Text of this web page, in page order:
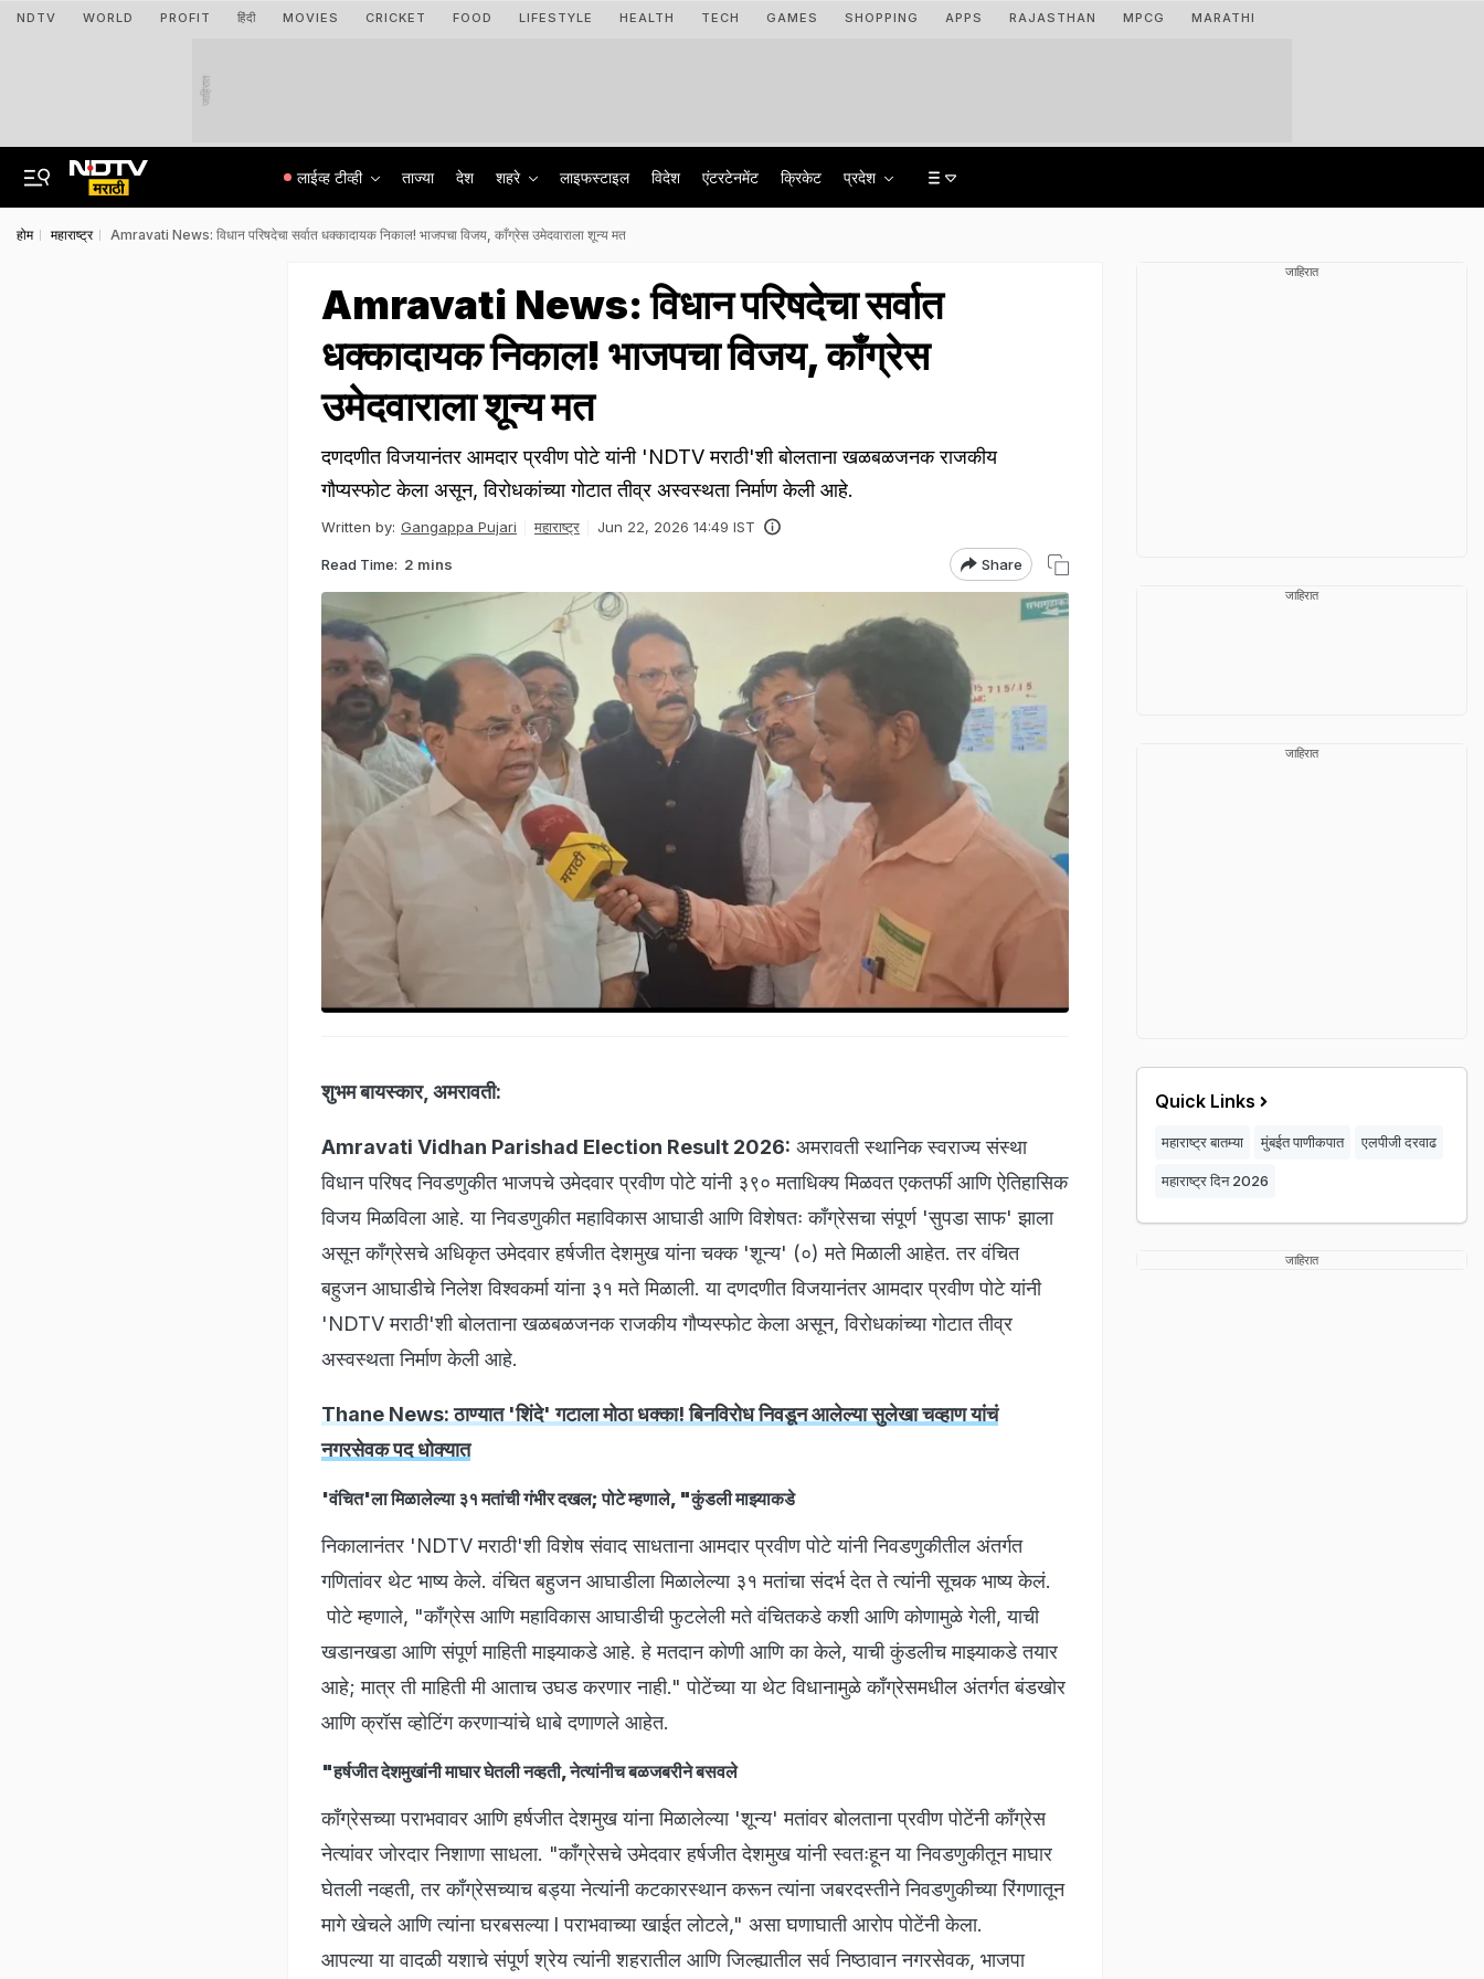
NDTV WORLD PROFIT हिंदी MOVIES CRICKET FOOD LIFESTYLE HEALTH TECH GAMES SHOPPING APPS RAJASTHAN MPCG MARATHI
जाहिरात
लाईव्ह टीव्ही ताज्या देश शहरे लाइफस्टाइल विदेश एंटरटेनमेंट क्रिकेट प्रदेश
होम महाराष्ट्र Amravati News: विधान परिषदेचा सर्वात धक्कादायक निकाल! भाजपचा विजय, काँग्रेस उमेदवाराला शून्य मत
Amravati News: विधान परिषदेचा सर्वात
धक्कादायक निकाल! भाजपचा विजय, काँग्रेस
उमेदवाराला शून्य मत
दणदणीत विजयानंतर आमदार प्रवीण पोटे यांनी 'NDTV मराठी'शी बोलताना खळबळजनक राजकीय
गौप्यस्फोट केला असून, विरोधकांच्या गोटात तीव्र अस्वस्थता निर्माण केली आहे.
Written by: Gangappa Pujari महाराष्ट्र Jun 22, 2026 14:49 IST
Read Time: 2 mins Share
शुभम बायस्कार, अमरावती:
Amravati Vidhan Parishad Election Result 2026: अमरावती स्थानिक स्वराज्य संस्था
विधान परिषद निवडणुकीत भाजपचे उमेदवार प्रवीण पोटे यांनी ३९० मताधिक्य मिळवत एकतर्फी आणि ऐतिहासिक
विजय मिळविला आहे. या निवडणुकीत महाविकास आघाडी आणि विशेषतः काँग्रेसचा संपूर्ण 'सुपडा साफ' झाला
असून काँग्रेसचे अधिकृत उमेदवार हर्षजीत देशमुख यांना चक्क 'शून्य' (०) मते मिळाली आहेत. तर वंचित
बहुजन आघाडीचे निलेश विश्वकर्मा यांना ३१ मते मिळाली. या दणदणीत विजयानंतर आमदार प्रवीण पोटे यांनी
'NDTV मराठी'शी बोलताना खळबळजनक राजकीय गौप्यस्फोट केला असून, विरोधकांच्या गोटात तीव्र
अस्वस्थता निर्माण केली आहे.
Thane News: ठाण्यात 'शिंदे' गटाला मोठा धक्का! बिनविरोध निवडून आलेल्या सुलेखा चव्हाण यांचं
नगरसेवक पद धोक्यात
'वंचित'ला मिळालेल्या ३१ मतांची गंभीर दखल; पोटे म्हणाले, "कुंडली माझ्याकडे
निकालानंतर 'NDTV मराठी'शी विशेष संवाद साधताना आमदार प्रवीण पोटे यांनी निवडणुकीतील अंतर्गत
गणितांवर थेट भाष्य केले. वंचित बहुजन आघाडीला मिळालेल्या ३१ मतांचा संदर्भ देत ते त्यांनी सूचक भाष्य केलं.
पोटे म्हणाले, "काँग्रेस आणि महाविकास आघाडीची फुटलेली मते वंचितकडे कशी आणि कोणामुळे गेली, याची
खडानखडा आणि संपूर्ण माहिती माझ्याकडे आहे. हे मतदान कोणी आणि का केले, याची कुंडलीच माझ्याकडे तयार
आहे; मात्र ती माहिती मी आताच उघड करणार नाही." पोटेंच्या या थेट विधानामुळे काँग्रेसमधील अंतर्गत बंडखोर
आणि क्रॉस व्होटिंग करणाऱ्यांचे धाबे दणाणले आहेत.
"हर्षजीत देशमुखांनी माघार घेतली नव्हती, नेत्यांनीच बळजबरीने बसवले
काँग्रेसच्या पराभवावर आणि हर्षजीत देशमुख यांना मिळालेल्या 'शून्य' मतांवर बोलताना प्रवीण पोटेंनी काँग्रेस
नेत्यांवर जोरदार निशाणा साधला. "काँग्रेसचे उमेदवार हर्षजीत देशमुख यांनी स्वतःहून या निवडणुकीतून माघार
घेतली नव्हती, तर काँग्रेसच्याच बड्या नेत्यांनी कटकारस्थान करून त्यांना जबरदस्तीने निवडणुकीच्या रिंगणातून
मागे खेचले आणि त्यांना घरबसल्या l पराभवाच्या खाईत लोटले," असा घणाघाती आरोप पोटेंनी केला.
आपल्या या वादळी यशाचे संपूर्ण श्रेय त्यांनी शहरातील आणि जिल्ह्यातील सर्व निष्ठावान नगरसेवक, भाजपा
जाहिरात
जाहिरात
जाहिरात
Quick Links
महाराष्ट्र बातम्या मुंबईत पाणीकपात एलपीजी दरवाढ
महाराष्ट्र दिन 2026
जाहिरात